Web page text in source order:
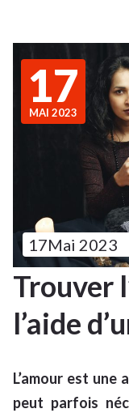
17
MAI 2023
17Mai 2023
Trouver
l’aide
L’amour est
peut parfois